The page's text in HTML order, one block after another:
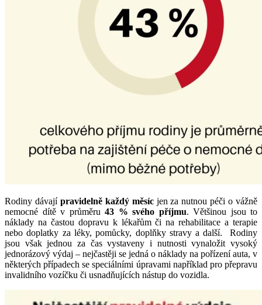
Rodiny dávají pravidelně každý měsícjen za nutnou péči o vážně
nemocné dítě v průměru 43 % svého příjmu. Většinou jsou to
náklady na častou dopravu k lékařům či na rehabilitace a terapie
nebo doplatky za léky, pomůcky, doplňky stravy a další. Rodiny
jsou však jednou za čas vystaveny i nutnosti vynaložit vysoký
jednorázový výdaj – nejčastěji se jedná o náklady na pořízení auta, v
některých případech se speciálními úpravami například pro přepravu
invalidního vozíčku či usnadňujících nástup do vozidla.